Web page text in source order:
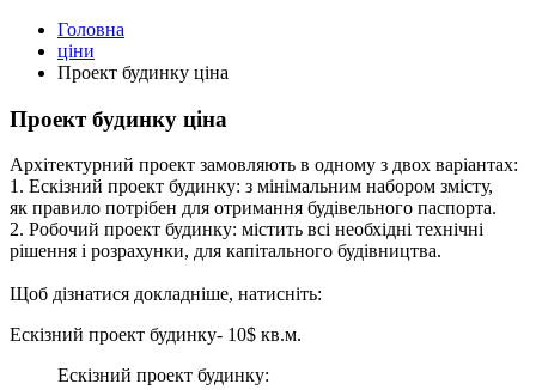
Головна
ціни
Проект будинку ціна
Проект будинку ціна
Архітектурний проект замовляють в одному з двох варіантах:
1. Ескізний проект будинку: з мінімальним набором змісту,
як правило потрібен для отримання будівельного паспорта.
2. Робочий проект будинку: містить всі необхідні технічні
рішення і розрахунки, для капітального будівництва.
Щоб дізнатися докладніше, натисніть:
Ескізний проект будинку- 10$ кв.м.
Ескізний проект будинку: